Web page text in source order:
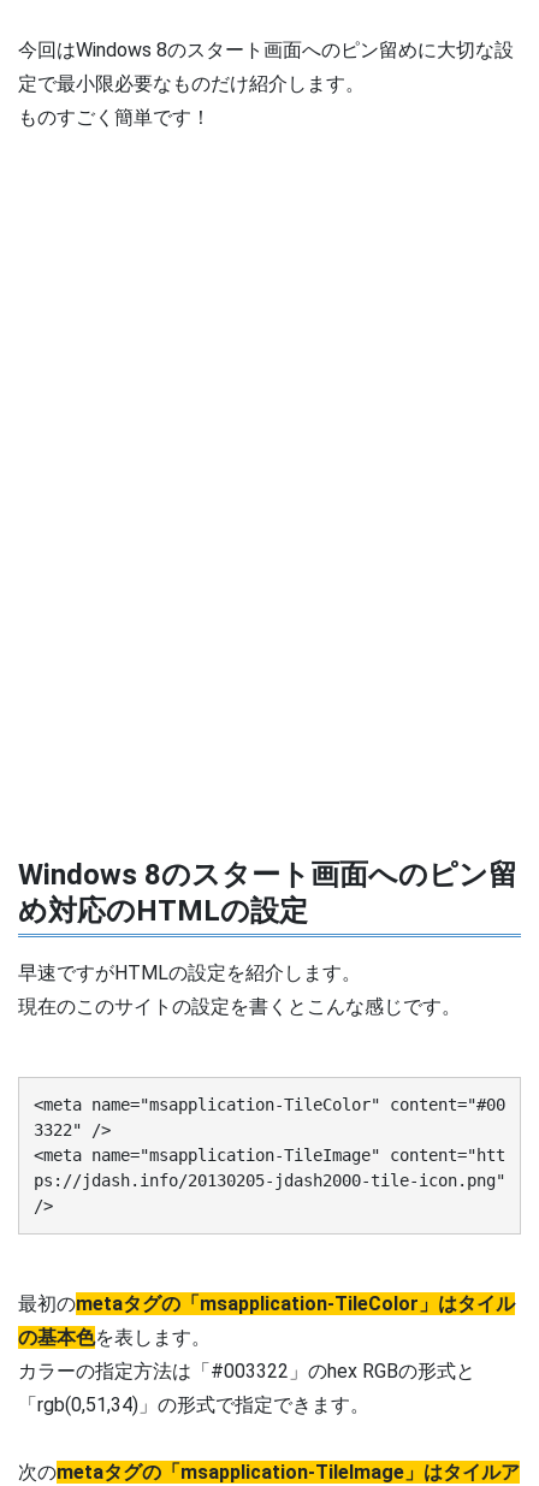
今回はWindows 8のスタート画面へのピン留めに大切な設
定で最小限必要なものだけ紹介します。
ものすごく簡単です！
Windows 8のスタート画面へのピン留
め対応のHTMLの設定
早速ですがHTMLの設定を紹介します。
現在のこのサイトの設定を書くとこんな感じです。
<meta name="msapplication-TileColor" content="#00
3322" />
<meta name="msapplication-TileImage" content="htt
ps://jdash.info/20130205-jdash2000-tile-icon.png"
/>
最初のmetaタグの「msapplication-TileColor」はタイル
の基本色を表します。
カラーの指定方法は「#003322」のhex RGBの形式と
「rgb(0,51,34)」の形式で指定できます。
次のmetaタグの「msapplication-TileImage」はタイルア